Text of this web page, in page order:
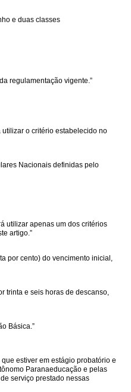
e duas classes
regulamentação vigente.”
o critério estabelecido no
Nacionais definidas pelo
utilizar apenas um dos critérios
artigo.”
por cento) do vencimento inicial,
trinta e seis horas de descanso,
Básica.”
estiver em estágio probatório e
Paranaeducação e pelas
serviço prestado nessas